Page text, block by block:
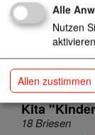
Kita "An
9 Wachtendonk
Kinder
Kita
18 Briesen
Alle
Nutzen
Allen zustimmen